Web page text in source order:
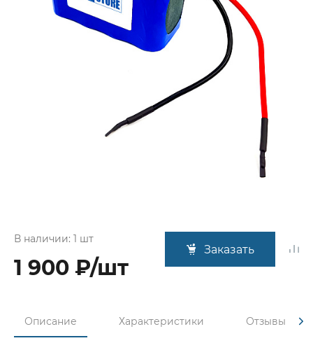
В наличии: 1 шт
1 900 ₽/шт
Заказать
Описание Характеристики Отзывы